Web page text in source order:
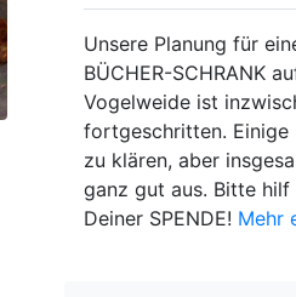
Unsere Planung für
BÜCHER-SCHRANK
Vogelweide ist
fortgeschritten. Einige
zu klären, aber
ganz gut aus. Bitte
Deiner SPENDE! Mehr